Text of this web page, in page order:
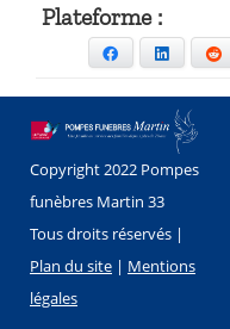
Plateforme :
Facebook LinkedIn
Copyright 2022 Pompes
funèbres Martin 33
Tous droits réservés |
Plan du site | Mentions
légales